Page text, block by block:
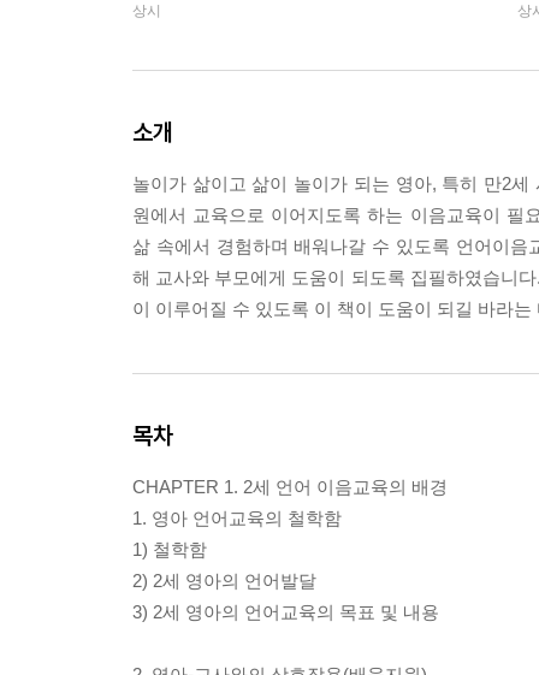
상시 상
소개
놀이가 삶이고 삶이 놀이가 되는 영아, 특히 만2
원에서 교육으로 이어지도록 하는 이음교육이 필
삶 속에서 경험하며 배워나갈 수 있도록 언어이
해 교사와 부모에게 도움이 되도록 집필하였습니
이 이루어질 수 있도록 이 책이 도움이 되길 바라는
목차
CHAPTER 1. 2세 언어 이음교육의 배경
1. 영아 언어교육의 철학함
1) 철학함
2) 2세 영아의 언어발달
3) 2세 영아의 언어교육의 목표 및 내용